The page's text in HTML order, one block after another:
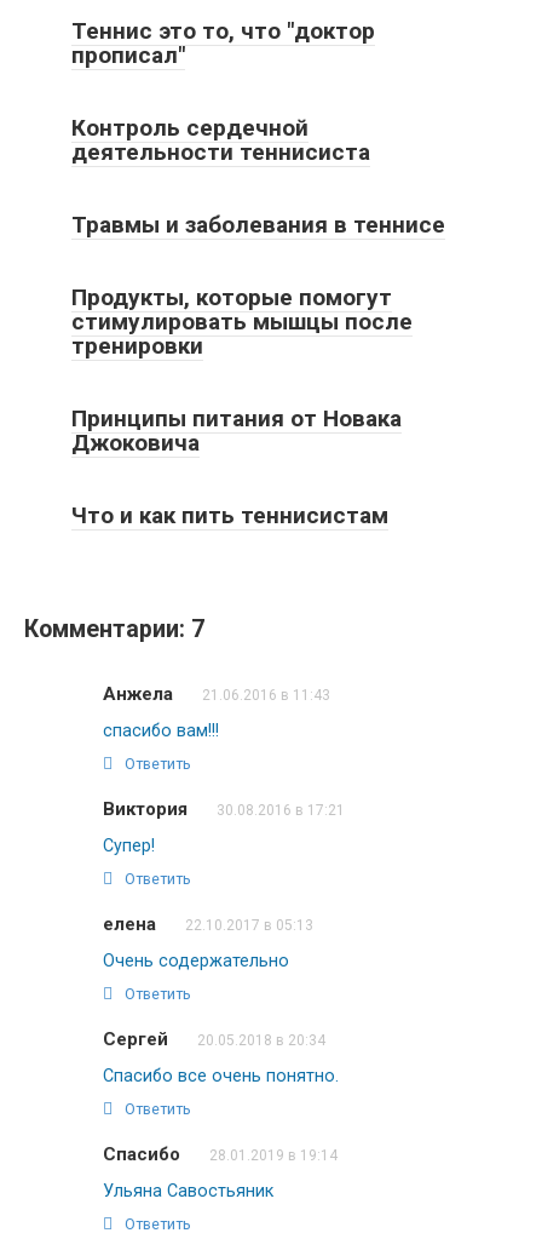
Теннис это то, что "доктор
прописал"
Контроль сердечной
деятельности теннисиста
Травмы и заболевания в теннисе
Продукты, которые помогут
стимулировать мышцы после
тренировки
Принципы питания от Новака
Джоковича
Что и как пить теннисистам
Комментарии: 7
Анжела 21.06.2016 в 11:43
спасибо вам!!!
Ответить
Виктория 30.08.2016 в 17:21
Супер!
Ответить
елена 22.10.2017 в 05:13
Очень содержательно
Ответить
Сергей 20.05.2018 в 20:34
Спасибо все очень понятно.
Ответить
Спасибо 28.01.2019 в 19:14
Ульяна Савостьяник
Ответить